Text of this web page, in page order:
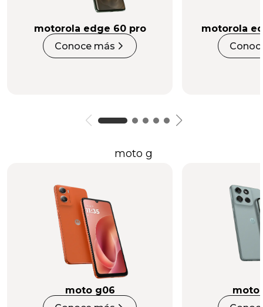
motorola edge 60 pro
Conoce más
motorola
moto g
moto g06
moto